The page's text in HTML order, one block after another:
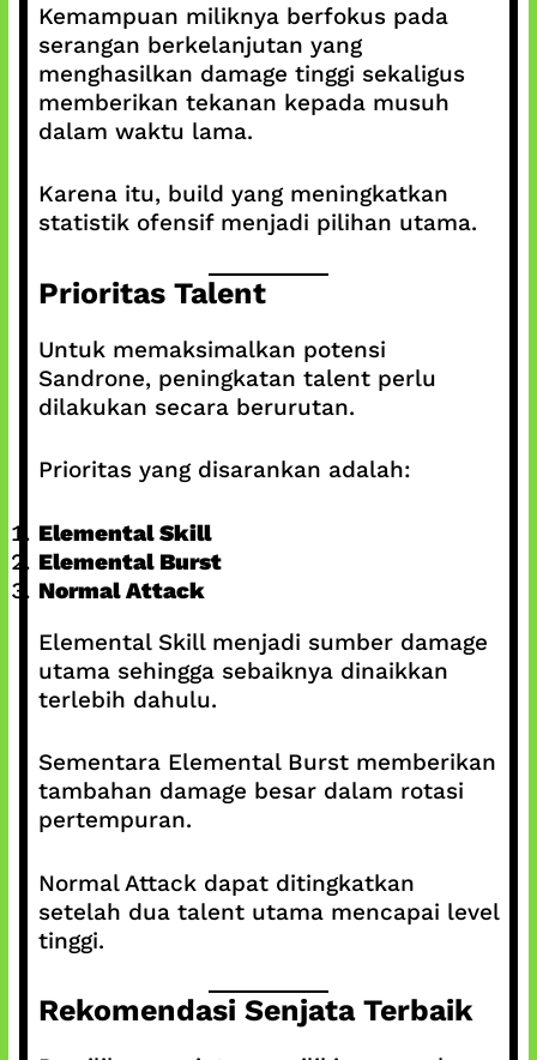
Kemampuan miliknya berfokus pada
serangan berkelanjutan yang
menghasilkan damage tinggi sekaligus
memberikan tekanan kepada musuh
dalam waktu lama.
Karena itu, build yang meningkatkan
statistik ofensif menjadi pilihan utama.
Prioritas Talent
Untuk memaksimalkan potensi
Sandrone, peningkatan talent perlu
dilakukan secara berurutan.
Prioritas yang disarankan adalah:
Elemental Skill
Elemental Burst
Normal Attack
Elemental Skill menjadi sumber damage
utama sehingga sebaiknya dinaikkan
terlebih dahulu.
Sementara Elemental Burst memberikan
tambahan damage besar dalam rotasi
pertempuran.
Normal Attack dapat ditingkatkan
setelah dua talent utama mencapai level
tinggi.
Rekomendasi Senjata Terbaik